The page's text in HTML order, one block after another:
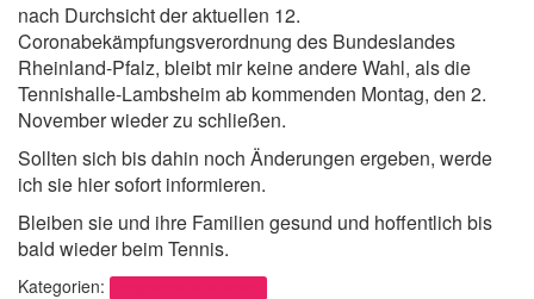
nach Durchsicht der aktuellen 12.
Coronabekämpfungsverordnung des Bundeslandes
Rheinland-Pfalz, bleibt mir keine andere Wahl, als die
Tennishalle-Lambsheim ab kommenden Montag, den 2.
November wieder zu schließen.
Sollten sich bis dahin noch Änderungen ergeben, werde
ich sie hier sofort informieren.
Bleiben sie und ihre Familien gesund und hoffentlich bis
bald wieder beim Tennis.
Kategorien: